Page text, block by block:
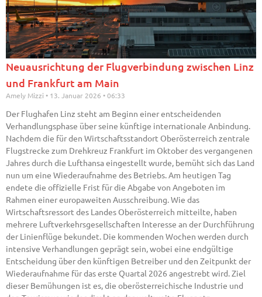
Neuausrichtung der Flugverbindung zwischen Linz
und Frankfurt am Main
Amely Mizzi 13. Januar 2026 06:33
Der Flughafen Linz steht am Beginn einer entscheidenden
Verhandlungsphase über seine künftige internationale Anbindung.
Nachdem die für den Wirtschaftsstandort Oberösterreich zentrale
Flugstrecke zum Drehkreuz Frankfurt im Oktober des vergangenen
Jahres durch die Lufthansa eingestellt wurde, bemüht sich das Land
nun um eine Wiederaufnahme des Betriebs. Am heutigen Tag
endete die offizielle Frist für die Abgabe von Angeboten im
Rahmen einer europaweiten Ausschreibung. Wie das
Wirtschaftsressort des Landes Oberösterreich mitteilte, haben
mehrere Luftverkehrsgesellschaften Interesse an der Durchführung
der Linienflüge bekundet. Die kommenden Wochen werden durch
intensive Verhandlungen geprägt sein, wobei eine endgültige
Entscheidung über den künftigen Betreiber und den Zeitpunkt der
Wiederaufnahme für das erste Quartal 2026 angestrebt wird. Ziel
dieser Bemühungen ist es, die oberösterreichische Industrie und